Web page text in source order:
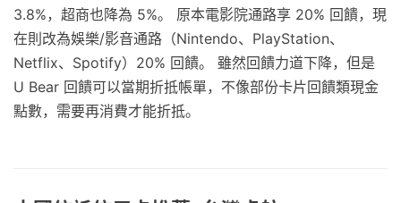
3.8%，超商也降為 5%。 原本電影院通路享 20% 回饋，現
在則改為娛樂/影音通路（Nintendo、PlayStation、
Netflix、Spotify）20% 回饋。 雖然回饋力道下降，但是
U Bear 回饋可以當期折抵帳單，不像部份卡片回饋類現金
點數，需要再消費才能折抵。